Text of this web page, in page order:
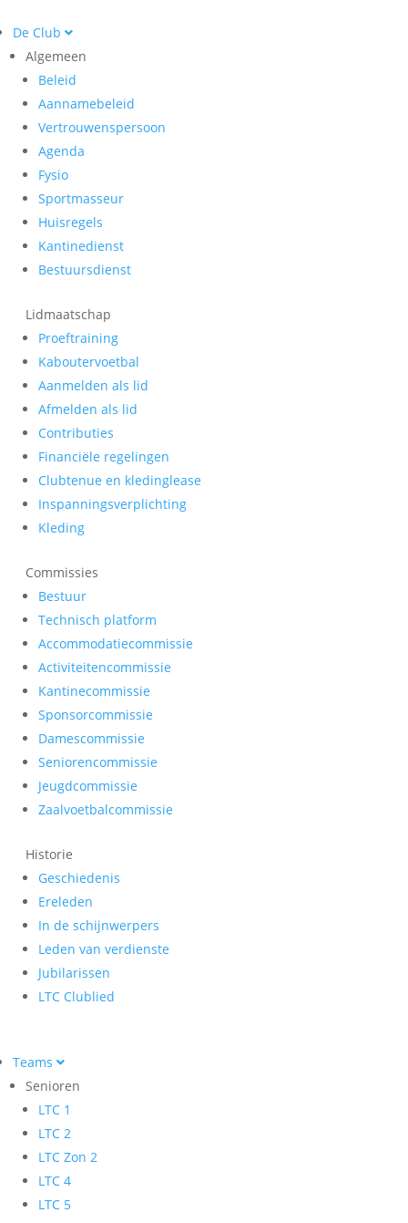
De Club
Algemeen
Beleid
Aannamebeleid
Vertrouwenspersoon
Agenda
Fysio
Sportmasseur
Huisregels
Kantinedienst
Bestuursdienst
Lidmaatschap
Proeftraining
Kaboutervoetbal
Aanmelden als lid
Afmelden als lid
Contributies
Financiële regelingen
Clubtenue en kledinglease
Inspanningsverplichting
Kleding
Commissies
Bestuur
Technisch platform
Accommodatiecommissie
Activiteitencommissie
Kantinecommissie
Sponsorcommissie
Damescommissie
Seniorencommissie
Jeugdcommissie
Zaalvoetbalcommissie
Historie
Geschiedenis
Ereleden
In de schijnwerpers
Leden van verdienste
Jubilarissen
LTC Clublied
Teams
Senioren
LTC 1
LTC 2
LTC Zon 2
LTC 4
LTC 5